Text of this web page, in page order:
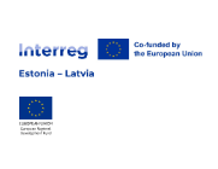
uz
lapas
saturu